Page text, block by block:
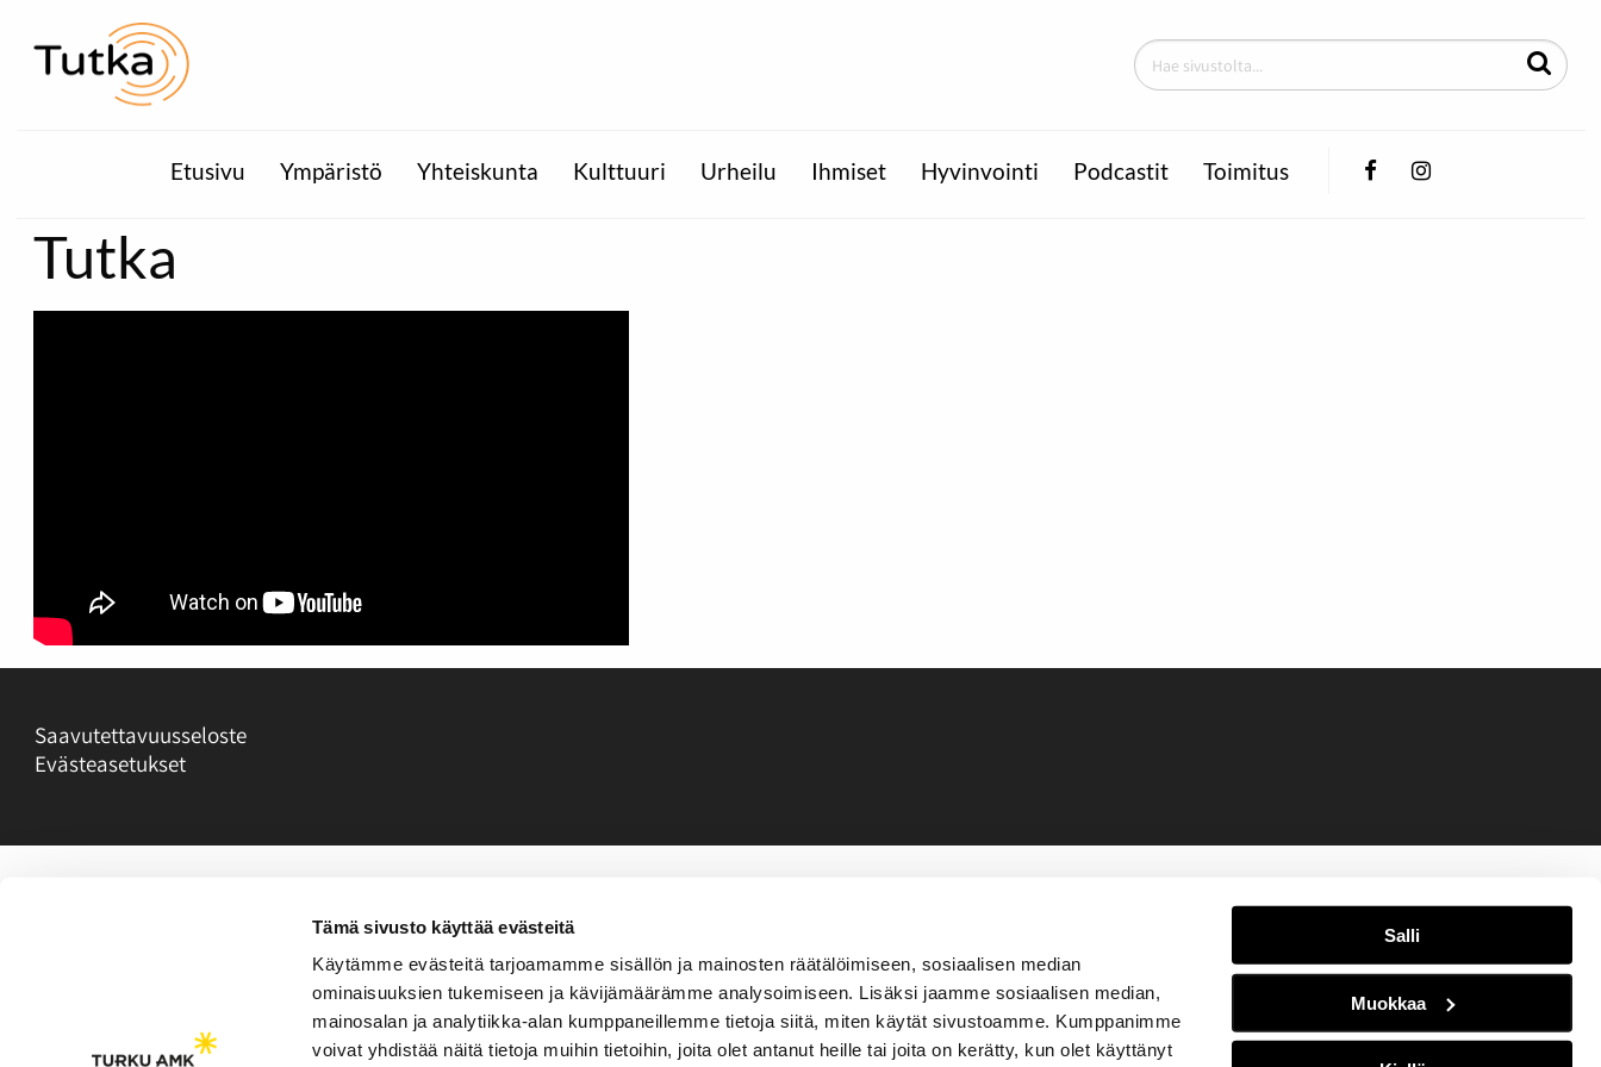
Tämä sivusto käyttää evästeitä
Käytämme evästeitä tarjoamamme sisällön ja mainosten räätälöimiseen, sosiaalisen median
ominaisuuksien tukemiseen ja kävijämäärämme analysoimiseen. Lisäksi jaamme sosiaalisen median,
mainosalan ja analytiikka-alan kumppaneillemme tietoja siitä, miten käytät sivustoamme. Kumppanimme
voivat yhdistää näitä tietoja muihin tietoihin, joita olet antanut heille tai joita on kerätty, kun olet käyttänyt
Salli
Muokkaa
Etusivu Ympäristö Yhteiskunta Kulttuuri Urheilu Ihmiset Hyvinvointi Podcastit Toimitus FacebookInstagram
Tutka
Saavutettavuusseloste
Evästeasetukset